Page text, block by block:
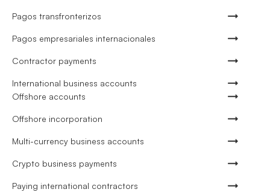
Pagos transfronterizos
Pagos empresariales internacionales
Contractor payments
International business accounts
Offshore accounts
Offshore incorporation
Multi-currency business accounts
Crypto business payments
Paying international contractors